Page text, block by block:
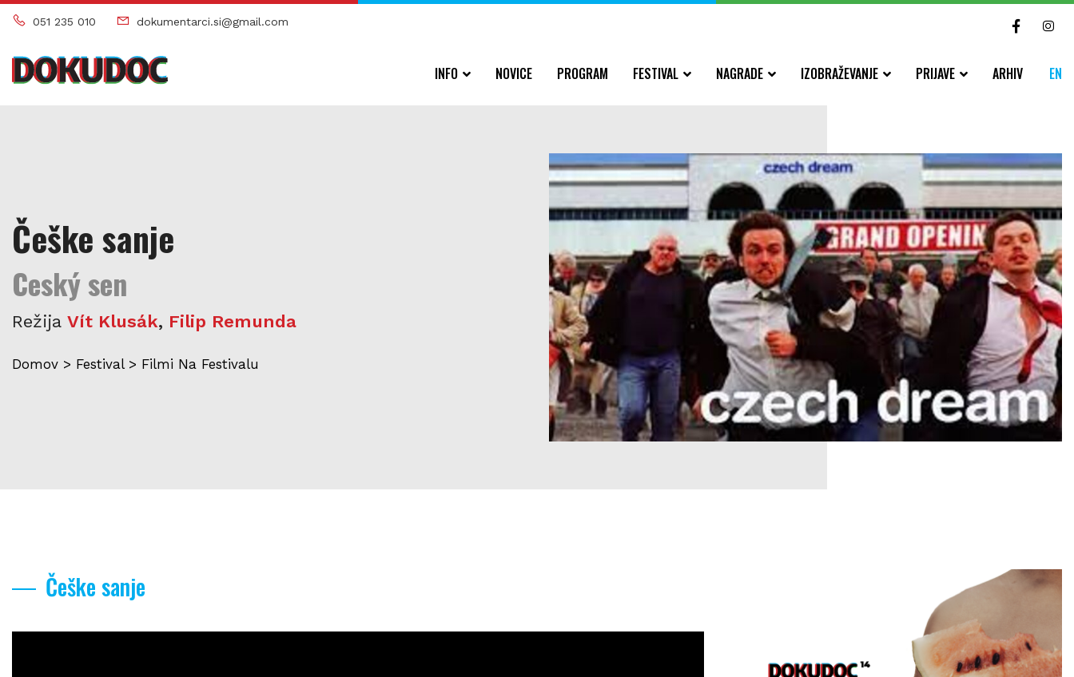
051 235 010 dokumentarci.si@gmail.com
INFO NOVICE PROGRAM FESTIVAL NAGRADE IZOBRAŽEVANJE PRIJAVE ARHIV EN
Češke sanje
Ceský sen
Režija Vít Klusák, Filip Remunda
Domov > Festival> Filmi Na Festivalu
Češke sanje